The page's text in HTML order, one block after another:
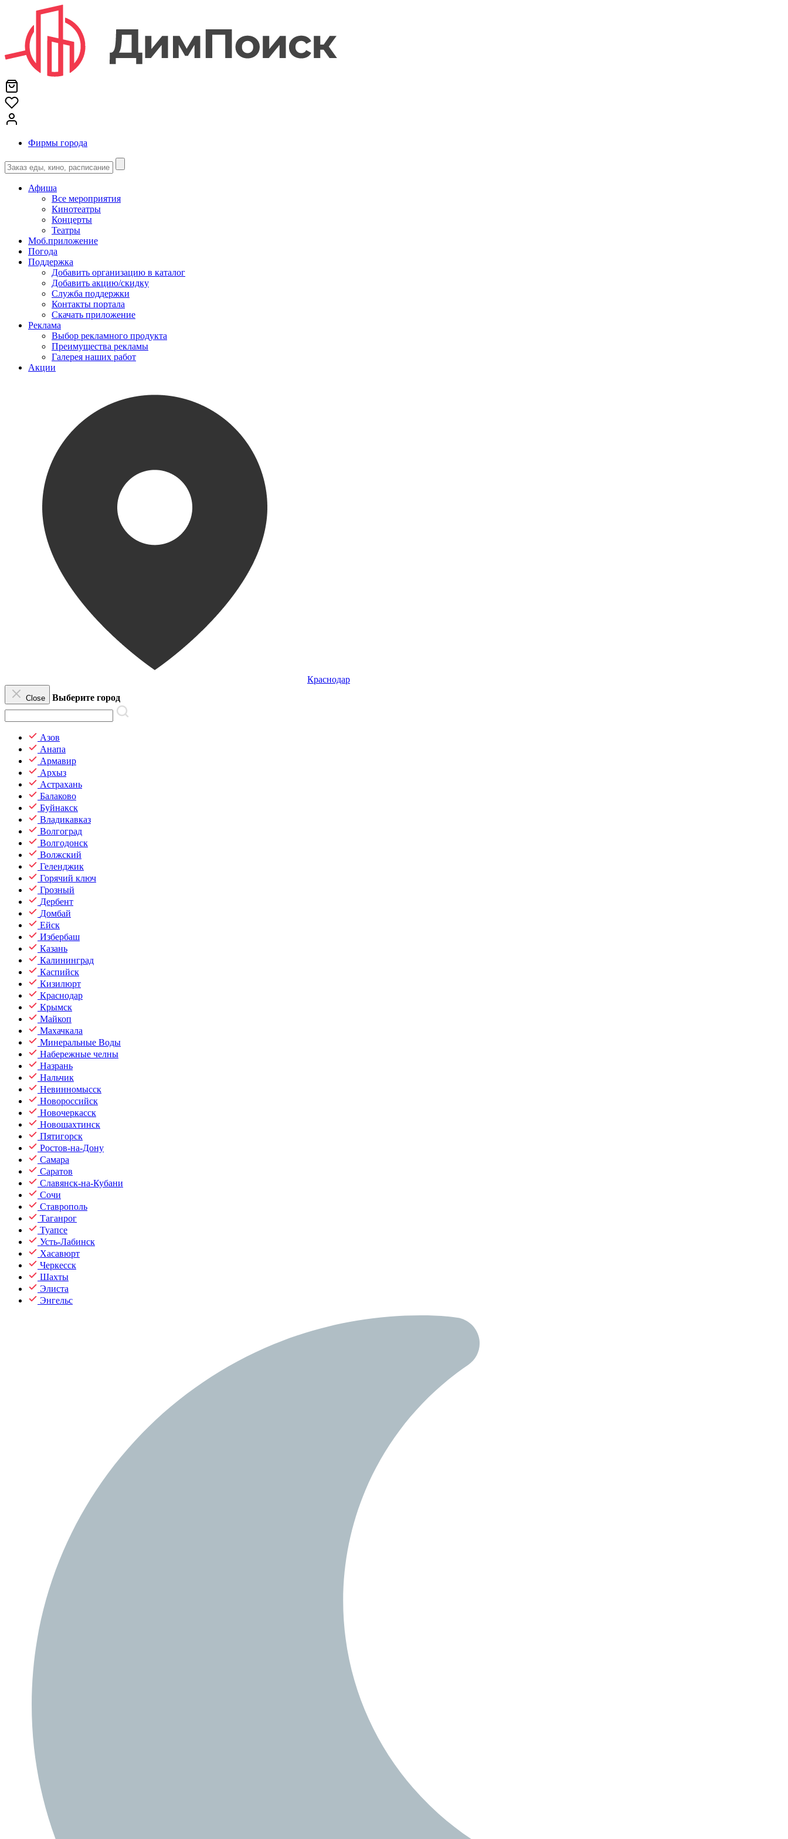
Фирмы города
Афиша
Все мероприятия
Кинотеатры
Концерты
Театры
Моб.приложение
Погода
Поддержка
Добавить организацию в каталог
Добавить акцию/скидку
Служба поддержки
Контакты портала
Скачать приложение
Реклама
Выбор рекламного продукта
Преимущества рекламы
Галерея наших работ
Акции
Краснодар
Close Выберите город
Азов
Анапа
Армавир
Архыз
Астрахань
Балаково
Буйнакск
Владикавказ
Волгоград
Волгодонск
Волжский
Геленджик
Горячий ключ
Грозный
Дербент
Домбай
Ейск
Избербаш
Казань
Калининград
Каспийск
Кизилюрт
Краснодар
Крымск
Майкоп
Махачкала
Минеральные Воды
Набережные челны
Назрань
Нальчик
Невинномысск
Новороссийск
Новочеркасск
Новошахтинск
Пятигорск
Ростов-на-Дону
Самара
Саратов
Славянск-на-Кубани
Сочи
Ставрополь
Таганрог
Туапсе
Усть-Лабинск
Хасавюрт
Черкесск
Шахты
Элиста
Энгельс